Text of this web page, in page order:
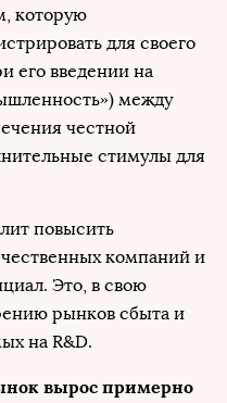
которую
для своего
его введении на
между
честной
стимулы для
повысить
компаний и
Это, в свою
рынков сбыта и
на R&D.
вырос примерно